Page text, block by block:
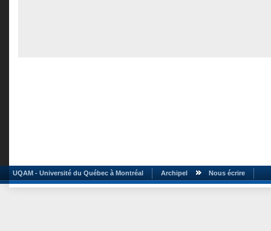
UQAM - Université du Québec à Montréal Archipel Nous écrire